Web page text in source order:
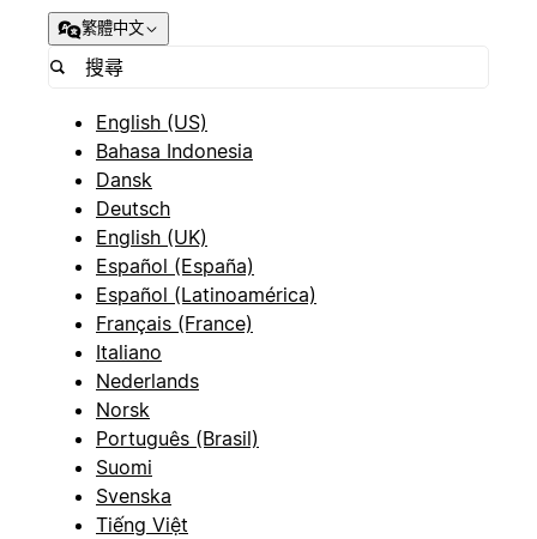
繁體中文
English (US)
Bahasa Indonesia
Dansk
Deutsch
English (UK)
Español (España)
Español (Latinoamérica)
Français (France)
Italiano
Nederlands
Norsk
Português (Brasil)
Suomi
Svenska
Tiếng Việt